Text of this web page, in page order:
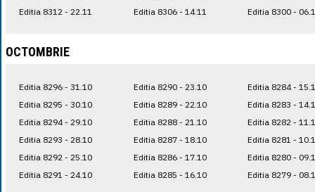
Editia 8312 - 22.11
Editia 8306 - 14.11
Editia 8300 -
OCTOMBRIE
Editia 8296 - 31.10
Editia 8295 - 30.10
Editia 8294 - 29.10
Editia 8293 - 28.10
Editia 8292 - 25.10
Editia 8291 - 24.10
Editia 8290 - 23.10
Editia 8289 - 22.10
Editia 8288 - 21.10
Editia 8287 - 18.10
Editia 8286 - 17.10
Editia 8285 - 16.10
Editia 8284 -
Editia 8283 -
Editia 8282 -
Editia 8281 -
Editia 8280 -
Editia 8279 -